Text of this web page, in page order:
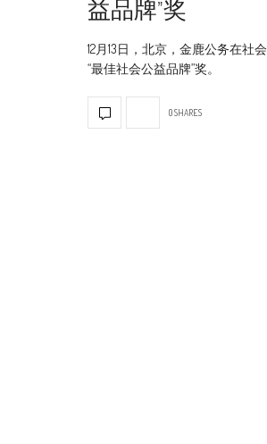
益品牌”奖
12月13日，北京，金鹿公务在社
“最佳社会公益品牌”奖。
0 SHARES